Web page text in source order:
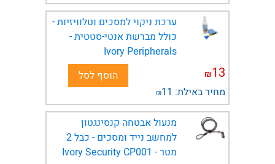
ערכת ניקוי למסכים וטלוויזיות -
כולל מברשת אנטי-סטטית -
Ivory Peripherals
13
₪
מחיר באילת: 11
₪
הוסף לסל
מנעול אבטחה קנסינגטון
למחשב נייד ומסכים - כבל 2
מטר - Ivory Security CP001